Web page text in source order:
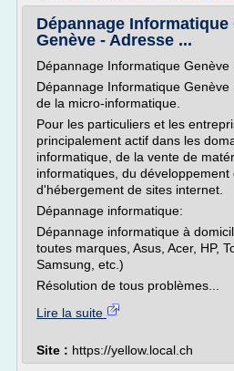
Dépannage Informatique
Genève - Adresse ...
Dépannage Informatique Genève
Dépannage Informatique
de la micro-informatique.
Pour les particuliers et les
principalement actif dans les
informatique, de la vente de
informatiques, du
d'hébergement de sites internet.
Dépannage informatique:
Dépannage informatique à
toutes marques, Asus, Acer, HP,
Samsung, etc.)
Résolution de tous problèmes...
Lire la suite
Site : https://yellow.local.ch